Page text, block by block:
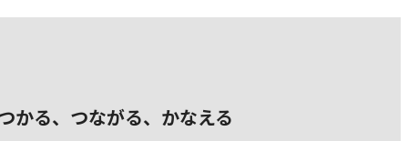
かる、つながる、かなえる